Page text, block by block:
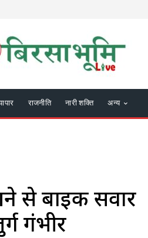
राजनीति नारी शक्ति अन्य
से बाइक सवार
गंभीर